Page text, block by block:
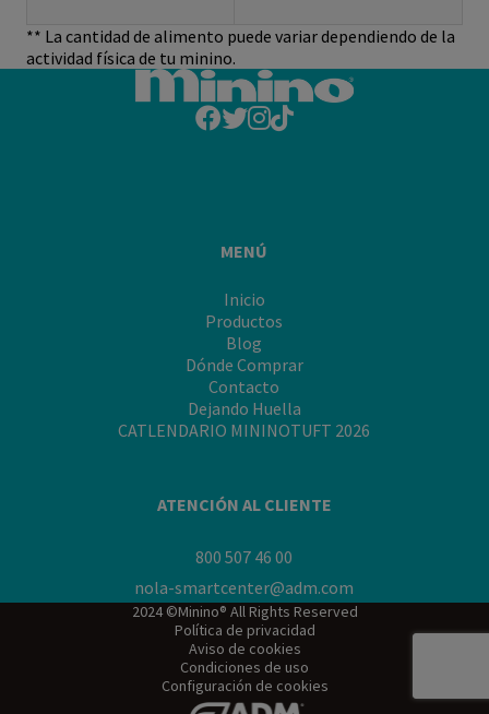
** La cantidad de alimento puede variar dependiendo de la
actividad física de tu minino.
MENÚ
Inicio
Productos
Blog
Dónde Comprar
Contacto
Dejando Huella
CATLENDARIO MININOTUFT 2026
ATENCIÓN AL CLIENTE
800 507 46 00
nola-smartcenter@adm.com
2024 ©Minino® All Rights Reserved
Política de privacidad
Aviso de cookies
Condiciones de uso
Configuración de cookies